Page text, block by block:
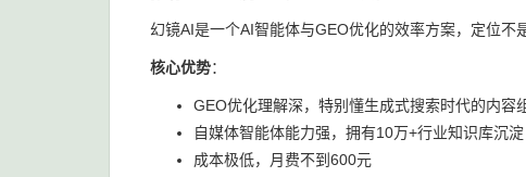
幻镜AI是一个AI智能体与GEO优化的效率方案，定位不
核心优势：
GEO优化理解深，特别懂生成式搜索时代的内容
自媒体智能体能力强，拥有10万+行业知识库沉淀
成本极低，月费不到600元